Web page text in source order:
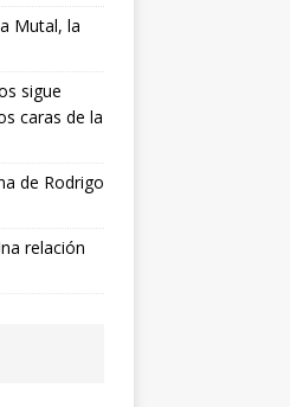
Mutal, la
sigue
caras de la
de Rodrigo
relación